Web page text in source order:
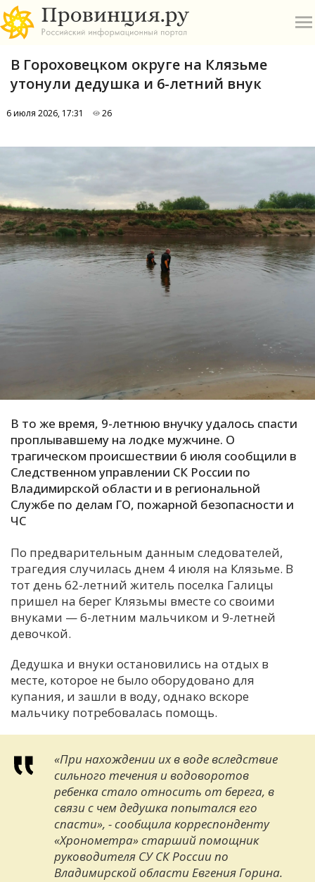
А
Б
В
И
К
Н
О
П
У
Ч
Я
В Гороховецком округе на Клязьме
утонули дедушка и 6-летний внук
6 июля 2026, 17:31 26
В то же время, 9-летнюю внучку удалось спасти
проплывавшему на лодке мужчине. О
трагическом происшествии 6 июля сообщили в
Следственном управлении СК России по
Владимирской области и в региональной
Службе по делам ГО, пожарной безопасности и
ЧС
По предварительным данным следователей,
трагедия случилась днем 4 июля на Клязьме. В
тот день 62-летний житель поселка Галицы
пришел на берег Клязьмы вместе со своими
внуками — 6-летним мальчиком и 9-летней
девочкой.
Дедушка и внуки остановились на отдых в
месте, которое не было оборудовано для
купания, и зашли в воду, однако вскоре
мальчику потребовалась помощь.
«При нахождении их в воде вследствие
сильного течения и водоворотов
ребенка стало относить от берега, в
связи с чем дедушка попытался его
спасти», - сообщила корреспонденту
«Хронометра» старший помощник
руководителя СУ СК России по
Владимирской области Евгения Горина.